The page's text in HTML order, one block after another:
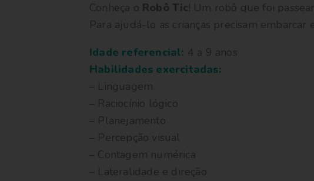
Conheça o Robô Tic! Um robô que foi
Para ajudá-lo as crianças precisam embarcar
Idade referencial: 4 a 9 anos
Habilidades exercitadas:
– Linguagem
– Raciocínio lógico
– Planejamento
– Percepção visual
– Contagem numérica
– Lateralidade e direção